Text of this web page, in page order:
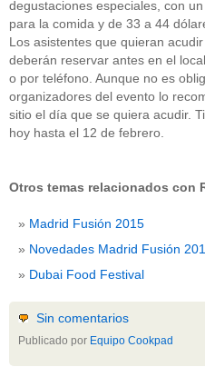
degustaciones especiales, con
para la comida y de 33 a 44
Los asistentes que quieran
deberán reservar antes en el
o por teléfono. Aunque no es
organizadores del evento lo
sitio el día que se quiera acudir.
hoy hasta el 12 de febrero.
Otros temas relacionados con
Madrid Fusión 2015
Novedades Madrid Fusión
Dubai Food Festival
Sin comentarios
Publicado por Equipo Cookpad